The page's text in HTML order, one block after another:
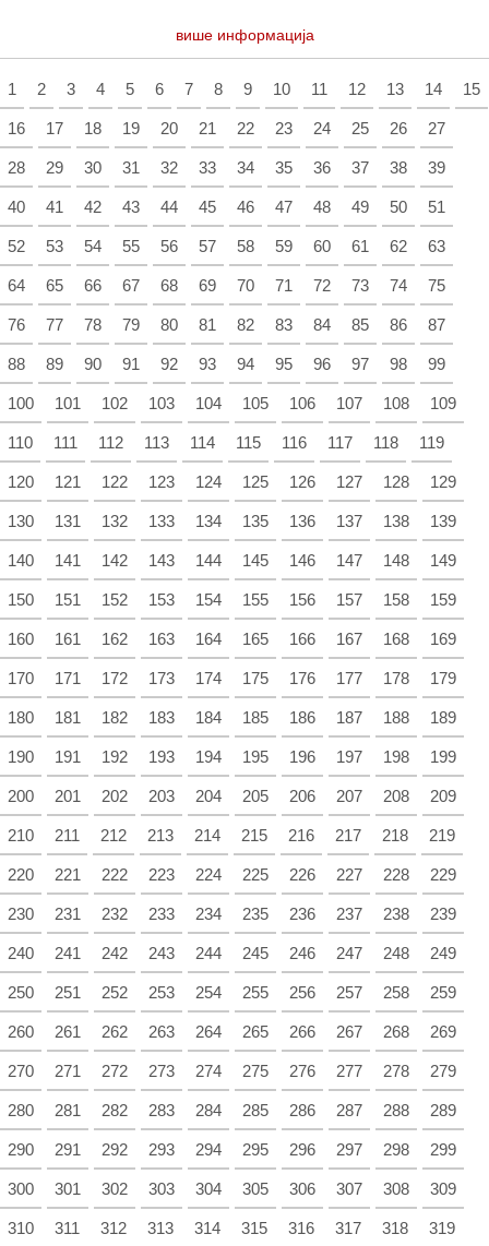
више информација
1 2 3 4 5 6 7 8 9 10 11 12 13 14 15
16 17 18 19 20 21 22 23 24 25 26 27
28 29 30 31 32 33 34 35 36 37 38 39
40 41 42 43 44 45 46 47 48 49 50 51
52 53 54 55 56 57 58 59 60 61 62 63
64 65 66 67 68 69 70 71 72 73 74 75
76 77 78 79 80 81 82 83 84 85 86 87
88 89 90 91 92 93 94 95 96 97 98 99
100 101 102 103 104 105 106 107 108 109
110 111 112 113 114 115 116 117 118 119
120 121 122 123 124 125 126 127 128 129
130 131 132 133 134 135 136 137 138 139
140 141 142 143 144 145 146 147 148 149
150 151 152 153 154 155 156 157 158 159
160 161 162 163 164 165 166 167 168 169
170 171 172 173 174 175 176 177 178 179
180 181 182 183 184 185 186 187 188 189
190 191 192 193 194 195 196 197 198 199
200 201 202 203 204 205 206 207 208 209
210 211 212 213 214 215 216 217 218 219
220 221 222 223 224 225 226 227 228 229
230 231 232 233 234 235 236 237 238 239
240 241 242 243 244 245 246 247 248 249
250 251 252 253 254 255 256 257 258 259
260 261 262 263 264 265 266 267 268 269
270 271 272 273 274 275 276 277 278 279
280 281 282 283 284 285 286 287 288 289
290 291 292 293 294 295 296 297 298 299
300 301 302 303 304 305 306 307 308 309
310 311 312 313 314 315 316 317 318 319